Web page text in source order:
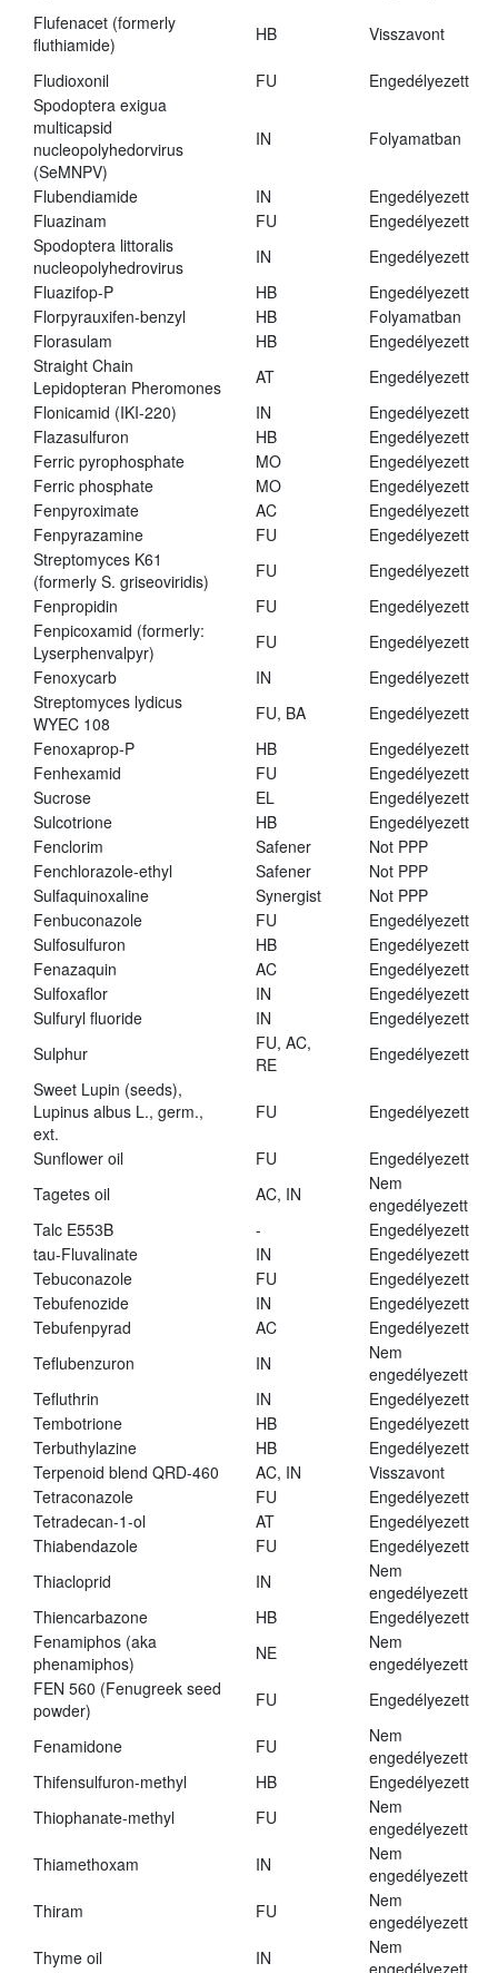
Flufenacet (formerly
fluthiamide)
HB Visszavont
Fludioxonil FU
Engedélyezett
Spodoptera exigua
multicapsid
nucleopolyhedorvirus
(SeMNPV)
IN Folyamatban
Flubendiamide IN
Engedélyezett
Fluazinam
FU
Engedélyezett
Spodoptera littoralis
nucleopolyhedrovirus
IN
Engedélyezett
Fluazifop-P
HB
Engedélyezett
Florpyrauxifen-benzyl
HB
Folyamatban
Florasulam
HB
Engedélyezett
Straight Chain
Lepidopteran Pheromones
AT
Engedélyezett
Flonicamid (IKI-220)
IN
Engedélyezett
Flazasulfuron
HB
Engedélyezett
Ferric pyrophosphate
MO
Engedélyezett
Ferric phosphate
MO
Engedélyezett
Fenpyroximate
AC
Engedélyezett
Fenpyrazamine
FU
Engedélyezett
Streptomyces K61
(formerly S. griseoviridis)
FU
Engedélyezett
Fenpropidin
FU
Engedélyezett
Fenpicoxamid (formerly:
Lyserphenvalpyr)
FU
Engedélyezett
Fenoxycarb
IN
Engedélyezett
Streptomyces lydicus
WYEC 108
FU, BA
Engedélyezett
Fenoxaprop-P
HB
Engedélyezett
Fenhexamid
FU
Engedélyezett
Sucrose
EL
Engedélyezett
Sulcotrione
HB
Engedélyezett
Fenclorim
Safener
Not PPP
Fenchlorazole-ethyl
Safener
Not PPP
Sulfaquinoxaline
Synergist
Not PPP
Fenbuconazole
FU
Engedélyezett
Sulfosulfuron
HB
Engedélyezett
Fenazaquin
AC
Engedélyezett
Sulfoxaflor
IN
Engedélyezett
Sulfuryl fluoride
IN
Engedélyezett
Sulphur
FU, AC,
RE
Engedélyezett
Sweet Lupin (seeds),
Lupinus albus L., germ.,
ext.
FU Engedélyezett
Sunflower oil FU
Engedélyezett
Tagetes oil
AC, IN
Nem
engedélyezett
Talc E553B
-
Engedélyezett
tau-Fluvalinate
IN
Engedélyezett
Tebuconazole
FU
Engedélyezett
Tebufenozide
IN
Engedélyezett
Tebufenpyrad
AC
Engedélyezett
Teflubenzuron
IN
Nem
engedélyezett
Tefluthrin
IN
Engedélyezett
Tembotrione
HB
Engedélyezett
Terbuthylazine
HB
Engedélyezett
Terpenoid blend QRD-460
AC, IN
Visszavont
Tetraconazole
FU
Engedélyezett
Tetradecan-1-ol
AT
Engedélyezett
Thiabendazole
FU
Engedélyezett
Thiacloprid
IN
Nem
engedélyezett
Thiencarbazone
HB
Engedélyezett
Fenamiphos (aka
phenamiphos)
NE
Nem
engedélyezett
FEN 560 (Fenugreek seed
powder)
FU Engedélyezett
Fenamidone FU
Nem
engedélyezett
Thifensulfuron-methyl
HB
Engedélyezett
Thiophanate-methyl
FU
Nem
engedélyezett
Thiamethoxam
IN
Nem
engedélyezett
Thiram
FU
Nem
engedélyezett
Thyme oil
IN
Nem